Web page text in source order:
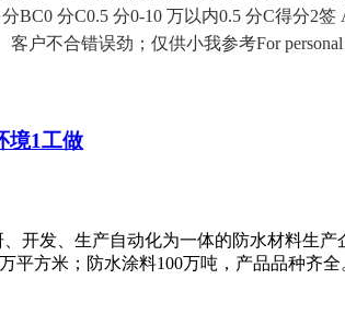
BC0 分C0.5 分0-10 万以内0.5 分C得分2
不合错误劲；仅供小我参考For personal
境1工做
开发、生产自动化为一体的防水材料生
平方米；防水涂料100万吨，产品品种齐全